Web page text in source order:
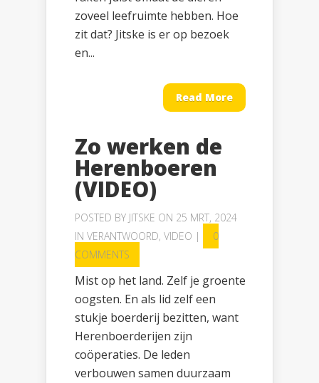
zoveel leefruimte hebben. Hoe
zit dat? Jitske is er op bezoek
en...
Read More
Zo werken de
Herenboeren
(VIDEO)
POSTED BY JITSKE ON 25 MRT, 2024
IN VERANTWOORD, VIDEO |
0
COMMENTS
Mist op het land. Zelf je groente
oogsten. En als lid zelf een
stukje boerderij bezitten, want
Herenboerderijen zijn
coöperaties. De leden
verbouwen samen duurzaam